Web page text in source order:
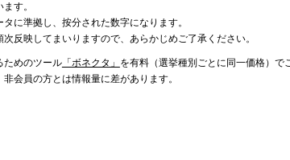
す。
に準拠し、按分された数字になります。
反映してまいりますので、あらかじめご了承ください。
ためのツール「ボネクタ」 を有料（選挙種別ごとに同一価格）で
会員の方とは情報量に差があります。